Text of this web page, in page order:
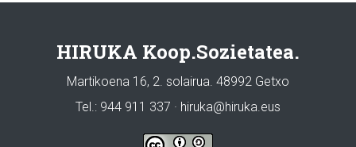
HIRUKA Koop.Sozietatea.
Martikoena 16, 2. solairua. 48992 Getxo
Tel.: 944 911 337 · hiruka@hiruka.eus